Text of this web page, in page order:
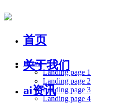
首页
关于我们
ai资讯
Home
Landing page 1
Landing page 2
Landing page 3
Landing page 4